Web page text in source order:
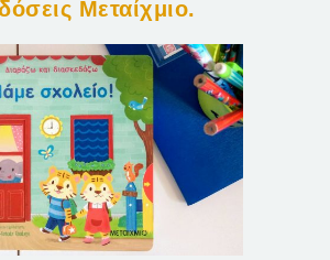
Μεταίχμιο.